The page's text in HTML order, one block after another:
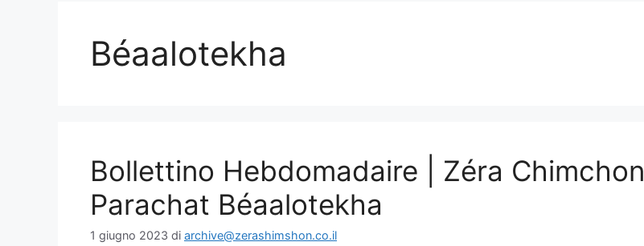
Béaalotekha
Bollettino Hebdomadaire | Zéra Chimchon
Parachat Béaalotekha
1 giugno 2023 di archive@zerashimshon.co.il